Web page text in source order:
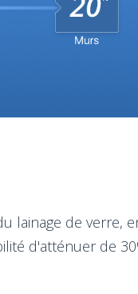
lainage de verre,
d'atténuer de